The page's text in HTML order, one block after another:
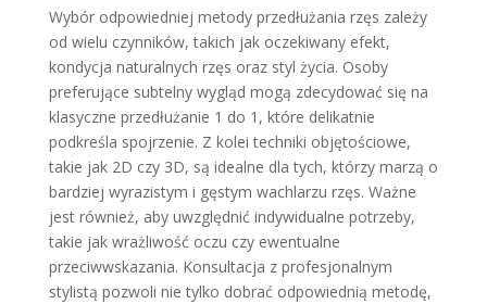
Wybór odpowiedniej metody przedłużania rzęs zależy
od wielu czynników, takich jak oczekiwany efekt,
kondycja naturalnych rzęs oraz styl życia. Osoby
preferujące subtelny wygląd mogą zdecydować się na
klasyczne przedłużanie 1 do 1, które delikatnie
podkreśla spojrzenie. Z kolei techniki objętościowe,
takie jak 2D czy 3D, są idealne dla tych, którzy marzą o
bardziej wyrazistym i gęstym wachlarzu rzęs. Ważne
jest również, aby uwzględnić indywidualne potrzeby,
takie jak wrażliwość oczu czy ewentualne
przeciwwskazania. Konsultacja z profesjonalnym
stylistą pozwoli nie tylko dobrać odpowiednią metodę,